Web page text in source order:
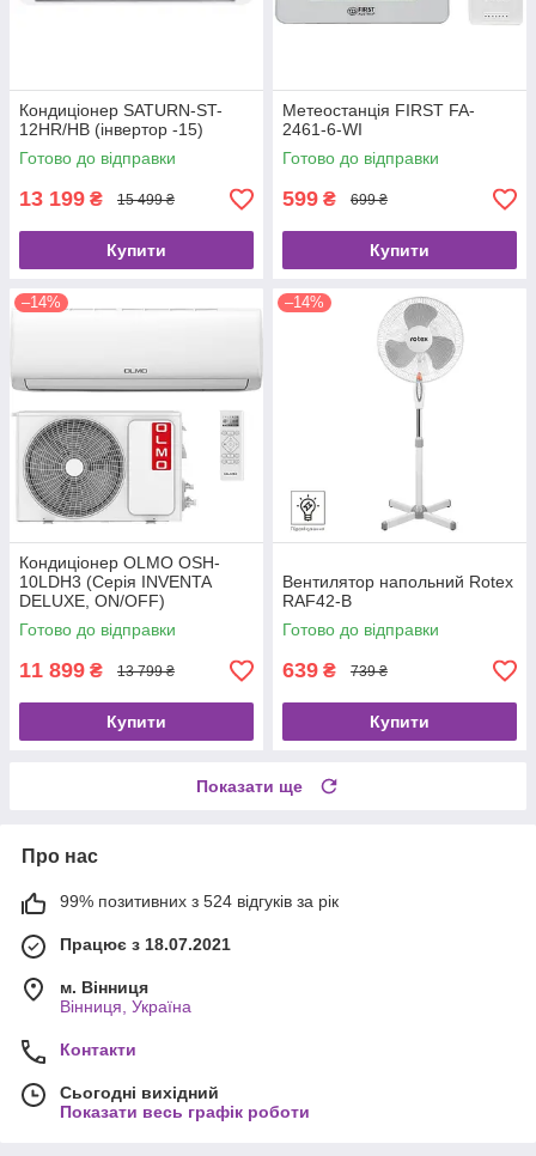
Кондиціонер SATURN-ST-
12HR/HB (інвертор -15)
Готово до відправки
13 199 ₴ 15 499 ₴
Купити
Метеостанція FIRST FA-
2461-6-WI
Готово до відправки
599 ₴ 699 ₴
Купити
–14%
Кондиціонер OLMO OSH-
10LDH3 (Серія INVENTA
DELUXE, ON/OFF)
Готово до відправки
11 899 ₴ 13 799 ₴
Купити
–14%
Вентилятор напольний Rotex
RAF42-B
Готово до відправки
639 ₴ 739 ₴
Купити
Показати ще
Про нас
99% позитивних з 524 відгуків за рік
Працює з 18.07.2021
м. Вінниця
Вінниця, Україна
Контакти
Сьогодні вихідний
Показати весь графік роботи